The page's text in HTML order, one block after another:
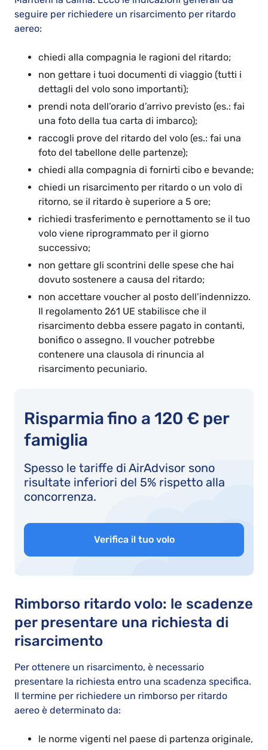
seguire per richiedere un risarcimento per ritardo
aereo:
chiedi alla compagnia le ragioni del ritardo;
non gettare i tuoi documenti di viaggio (tutti i
dettagli del volo sono importanti);
prendi nota dell’orario d’arrivo previsto (es.: fai
una foto della tua carta di imbarco);
raccogli prove del ritardo del volo (es.: fai una
foto del tabellone delle partenze);
chiedi alla compagnia di fornirti cibo e bevande;
chiedi un risarcimento per ritardo o un volo di
ritorno, se il ritardo è superiore a 5 ore;
richiedi trasferimento e pernottamento se il tuo
volo viene riprogrammato per il giorno
successivo;
non gettare gli scontrini delle spese che hai
dovuto sostenere a causa del ritardo;
non accettare voucher al posto dell’indennizzo.
Il regolamento 261 UE stabilisce che il
risarcimento debba essere pagato in contanti,
bonifico o assegno. Il voucher potrebbe
contenere una clausola di rinuncia al
risarcimento pecuniario.
Risparmia fino a 120 € per
famiglia
Spesso le tariffe di AirAdvisor sono
risultate inferiori del 5% rispetto alla
concorrenza.
Verifica il tuo volo
Rimborso ritardo volo: le scadenze
per presentare una richiesta di
risarcimento
Per ottenere un risarcimento, è necessario
presentare la richiesta entro una scadenza specifica.
Il termine per richiedere un rimborso per ritardo
aereo è determinato da:
le norme vigenti nel paese di partenza originale,